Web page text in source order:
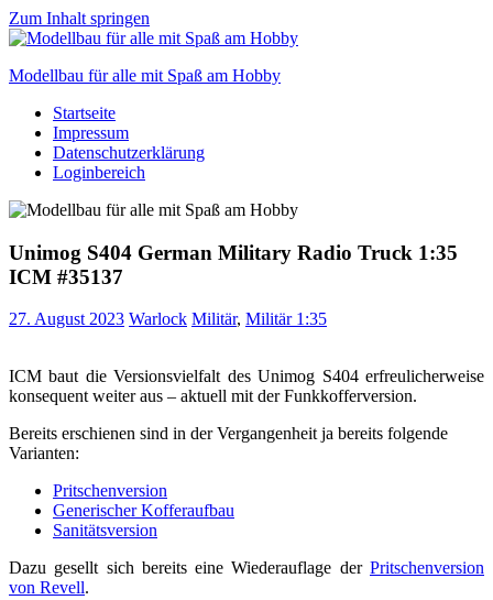
Zum Inhalt springen
Modellbau für alle mit Spaß am Hobby
Scale
modelling
to
Startseite
Impressum
Datenschutzerklärung
Loginbereich
Unimog S404 German Military Radio Truck 1:35
ICM #35137
27. August 2023 Warlock Militär, Militär 1:35
ICM baut die Versionsvielfalt des Unimog S404 erfreulicherweise
konsequent weiter aus – aktuell mit der Funkkofferversion.
Bereits erschienen sind in der Vergangenheit ja bereits folgende
Varianten:
Pritschenversion
Generischer Kofferaufbau
Sanitätsversion
Dazu gesellt sich bereits eine Wiederauflage der Pritschenversion
von Revell.